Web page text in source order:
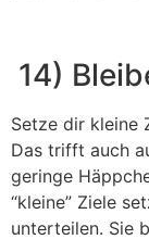
14)
Setze dir kleine
Das trifft auch
geringe
“kleine” Ziele
unterteilen. Sie